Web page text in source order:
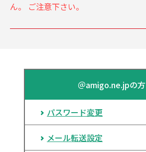
ん。 ご注意下さい。
＠amigo.ne.jpの方
パスワード変更
メール転送設定